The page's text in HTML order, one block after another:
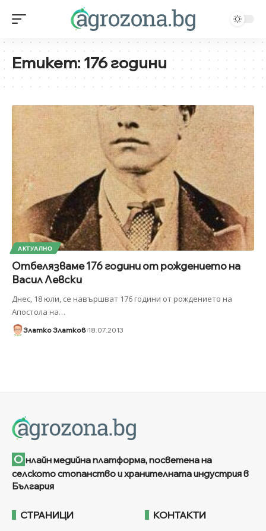
Етикет:176 години
АКТУАЛНО
Отбелязваме 176 години от рождението на
Васил Левски
Днес, 18 юли, се навършват 176 години от рождението на
Апостола на…
Златко Златков 18.07.2013
О нлайн медийна платформа, посветена на
селското стопанство и хранителната индустрия в
България
СТРАНИЦИ КОНТАКТИ